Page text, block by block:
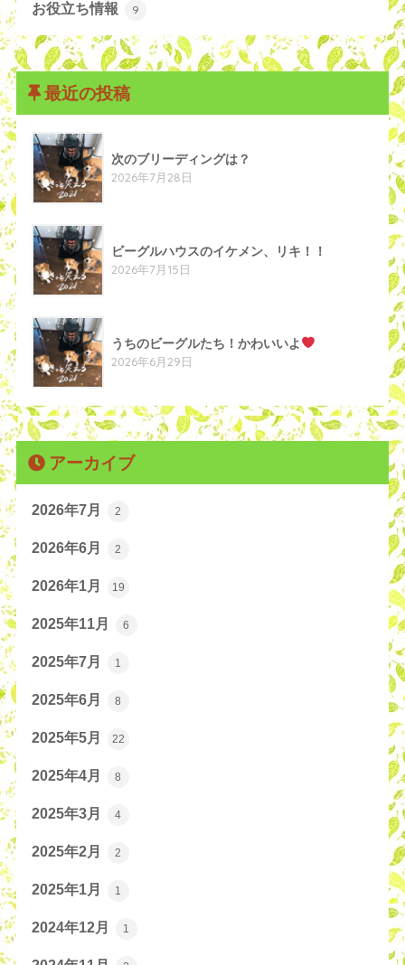
お役立ち情報 9
最近の投稿
次のブリーディングは？
2026年7月28日
ビーグルハウスのイケメン、リキ！！
2026年7月15日
うちのビーグルたち！かわいいよ
2026年6月29日
アーカイブ
2026年7月 2
2026年6月 2
2026年1月 19
2025年11月 6
2025年7月 1
2025年6月 8
2025年5月 22
2025年4月 8
2025年3月 4
2025年2月 2
2025年1月 1
2024年12月 1